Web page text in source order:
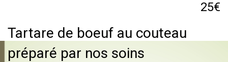
25€
Tartare de boeuf au couteau
préparé par nos soins